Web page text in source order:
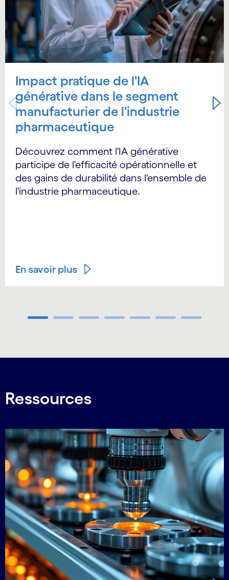
Impact pratique de l'IA
générative dans le segment
manufacturier de l'industrie
pharmaceutique
Découvrez comment l'IA générative
participe de l'efficacité opérationnelle et
des gains de durabilité dans l'ensemble de
l'industrie pharmaceutique.
En savoir plus
Ressources
Carousel starts